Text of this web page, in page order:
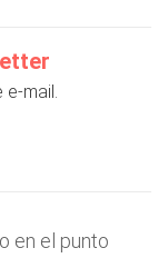
e-mail.
en el punto